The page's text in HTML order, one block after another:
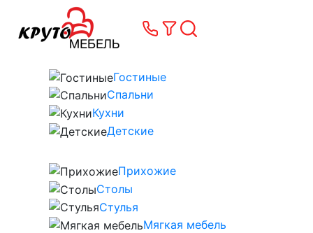
Гостиные
Спальни
Кухни
Детские
Прихожие
Столы
Стулья
Мягкая мебель